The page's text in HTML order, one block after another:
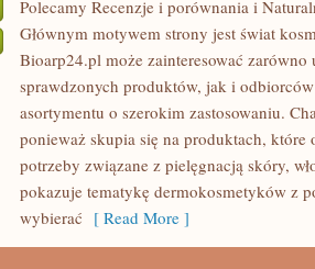
Polecamy Recenzje i porównania i
Głównym motywem strony jest świat
Bioarp24.pl może zainteresować
sprawdzonych produktów, jak i
asortymentu o szerokim zastosowaniu.
ponieważ skupia się na produktach, które
potrzeby związane z pielęgnacją skóry,
pokazuje tematykę dermokosmetyków z
wybierać [ Read More ]